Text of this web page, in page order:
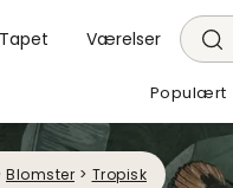
Tapet Værelser
Populært
Blomster > Tropisk